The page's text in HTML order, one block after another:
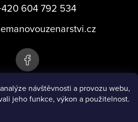
návštěvnosti a provozu webu,
jeho funkce, výkon a použitelnost.
604 792 534
emanovouzenarstvi.cz
uzenářství